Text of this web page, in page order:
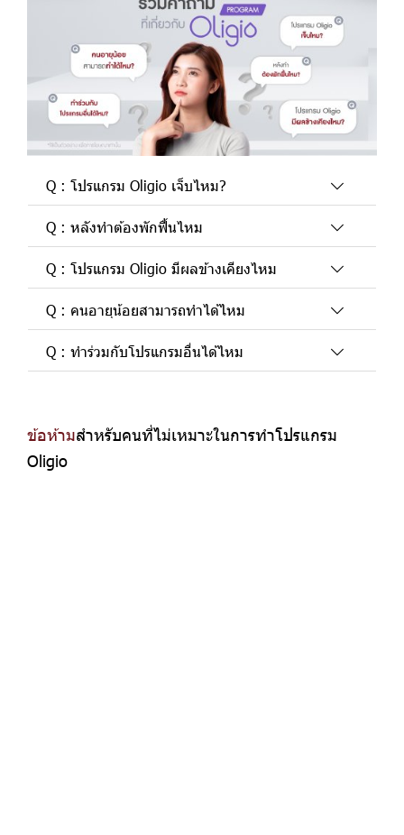
Q : โปรแกรม Oligio เจ็บไหม?
Q : หลังทำต้องพักฟื้นไหม
Q : โปรแกรม Oligio มีผลข้างเคียงไหม
Q : คนอายุน้อยสามารถทำได้ไหม
Q : ทำร่วมกับโปรแกรมอื่นได้ไหม
ข้อห้ามสำหรับคนที่ไม่เหมาะในการทำโปรแกรม
Oligio